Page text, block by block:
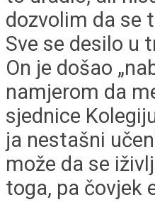
dozvolim da se
Sve se desilo u
On je došao
namjerom da
sjednice
ja nestašni
može da se
toga, pa čovjek